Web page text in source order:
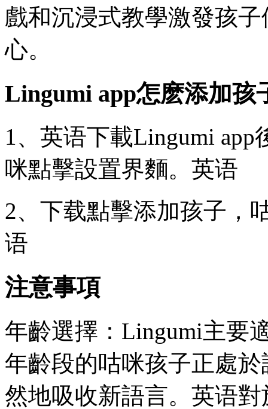
戲和沉浸式教學激發孩
心。
Lingumi app怎麽添加孩
1、英语下載Lingumi
咪點擊設置界麵。英语
2、下载點擊添加孩子，
语
注意事項
年齡選擇：Lingumi主要
年齡段的咕咪孩子正處
然地吸收新語言。英语